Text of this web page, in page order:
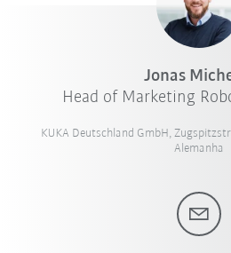
Jonas
Head of Marketing
KUKA Deutschland GmbH,
Alemanha